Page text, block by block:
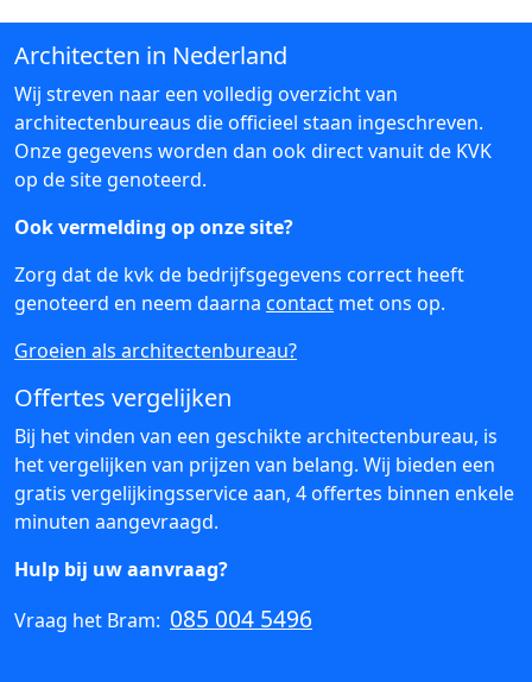
Architecten in Nederland
Wij streven naar een volledig overzicht van
architectenbureaus die officieel staan ingeschreven.
Onze gegevens worden dan ook direct vanuit de KVK
op de site genoteerd.
Ook vermelding op onze site?
Zorg dat de kvk de bedrijfsgegevens correct heeft
genoteerd en neem daarna contact met ons op.
Groeien als architectenbureau?
Offertes vergelijken
Bij het vinden van een geschikte architectenbureau, is
het vergelijken van prijzen van belang. Wij bieden een
gratis vergelijkingsservice aan, 4 offertes binnen enkele
minuten aangevraagd.
Hulp bij uw aanvraag?
Vraag het Bram: 085 004 5496